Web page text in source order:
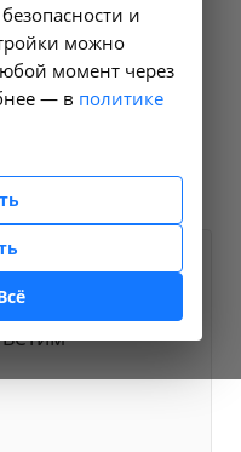
помощь —
скорой
(в пределах г.
города) - 23.1 в
4500 ₽
и
можно
момент через
— в политике